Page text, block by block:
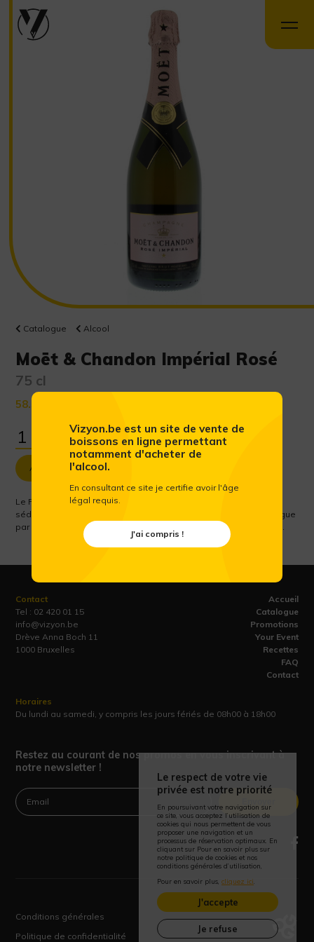
Catalogue Alcool
Moët & Chandon Impérial Rosé
75 cl
58.52 €
Ajouter au panier
Le Rosé Impérial est l expression la plus extravertie et la plus
séduisante du style Moët & Chandon. Vif et généreux, il se distingue
par une robe éclatante, un fruité intense et un palais extravagant.
Accueil
Catalogue
Promotions
Your Event
Recettes
FAQ
Contact
Contact
Tel : 02 420 01 15
info@vizyon.be
Drève Anna Boch 11
1000 Bruxelles
Horaires
Du lundi au samedi, y compris les jours fériés de 08h00 à 18h00
Restez au courant de nos promos en vous inscrivant à
notre newsletter !
Conditions générales
Politique de confidentialité
Le respect de votre vie
privée est notre priorité
En poursuivant votre navigation sur
ce site, vous acceptez l’utilisation de
cookies qui nous permettent de vous
proposer une navigation et un
processus de réservation optimaux. En
cliquant sur Pour en savoir plus sur
notre politique de cookies et nos
conditions générales d’utilisation,
Pour en savoir plus, cliquez ici
J'accepte
Je refuse
Vizyon.be est un site de vente de
boissons en ligne permettant
notamment d'acheter de
l'alcool.
En consultant ce site je certifie avoir l'âge
légal requis.
J'ai compris !